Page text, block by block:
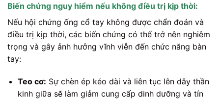
Biến chứng nguy hiểm nếu không điều trị kịp thời:
Nếu hội chứng ống cổ tay không được chẩn đoán và
điều trị kịp thời, các biến chứng có thể trở nên nghiêm
trọng và gây ảnh hưởng vĩnh viễn đến chức năng bàn
tay:
Teo cơ: Sự chèn ép kéo dài và liên tục lên dây thần
kinh giữa sẽ làm giảm cung cấp dinh dưỡng và tín